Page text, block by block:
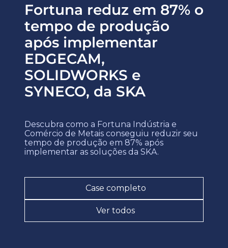
Fortuna reduz em 87% o
tempo de produção
após implementar
EDGECAM,
SOLIDWORKS e
SYNECO, da SKA
Descubra como a Fortuna Indústria e
Comércio de Metais conseguiu reduzir seu
tempo de produção em 87% após
implementar as soluções da SKA.
Case completo
Ver todos